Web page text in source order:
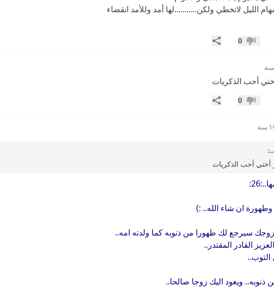
الليل لاتخطي ولكن...........لها أمد وللأمد انقضاء
عدم إعجاب
0 مشاركة
أحب الذكريات
عدم إعجاب
0 مشاركة
:
أختي أحب الذكريات
ان شاء الله.. :)
سيرجع لك طهورا من ذنوبه كما ولدته امه..
القادر المقتدر..
التوب..
ويعود اليك زوجا صالحا..